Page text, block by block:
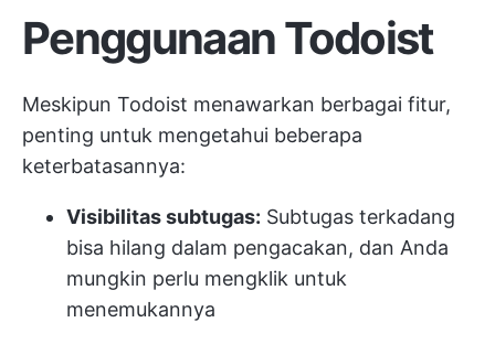
Penggunaan Todoist
Meskipun Todoist menawarkan berbagai fitur,
penting untuk mengetahui beberapa
keterbatasannya:
Visibilitas subtugas: Subtugas terkadang
bisa hilang dalam pengacakan, dan Anda
mungkin perlu mengklik untuk
menemukannya